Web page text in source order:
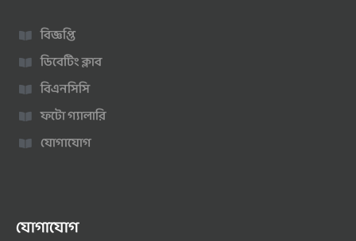
বিজ্ঞপ্তি
ডিবেটিং ক্লাব
বিএনসিসি
ফটো গ্যালারি
যোগাযোগ
যোগাযোগ